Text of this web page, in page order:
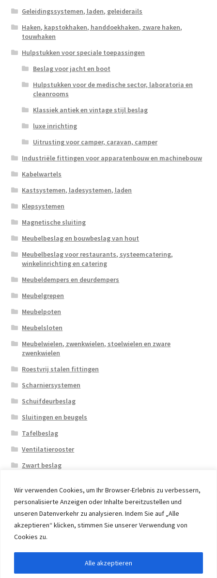
Wir verwenden Cookies, um Ihr Browser-Erlebnis zu verbessern,
personalisierte Anzeigen oder Inhalte bereitzustellen und
unseren Datenverkehr zu analysieren. Indem Sie auf „Alle
akzeptieren“ klicken, stimmen Sie unserer Verwendung von
Cookies zu.
Alle akzeptieren
Geleidingssystemen, laden, geleiderails
Haken, kapstokhaken, handdoekhaken, zware haken,
touwhaken
Hulpstukken voor speciale toepassingen
Beslag voor jacht en boot
Hulpstukken voor de medische sector, laboratoria en
cleanrooms
Klassiek antiek en vintage stijl beslag
luxe inrichting
Uitrusting voor camper, caravan, camper
Industriële fittingen voor apparatenbouw en machinebouw
Kabelwartels
Kastsystemen, ladesystemen, laden
Klepsystemen
Magnetische sluiting
Meubelbeslag en bouwbeslag van hout
Meubelbeslag voor restaurants, systeemcatering,
winkelinrichting en catering
Meubeldempers en deurdempers
Meubelgrepen
Meubelpoten
Meubelsloten
Meubelwielen, zwenkwielen, stoelwielen en zware
zwenkwielen
Roestvrij stalen fittingen
Scharniersystemen
Schuifdeurbeslag
Sluitingen en beugels
Tafelbeslag
Ventilatierooster
Zwart beslag
© 2026 Eruon Trade UG, Germany, member of the ERUON